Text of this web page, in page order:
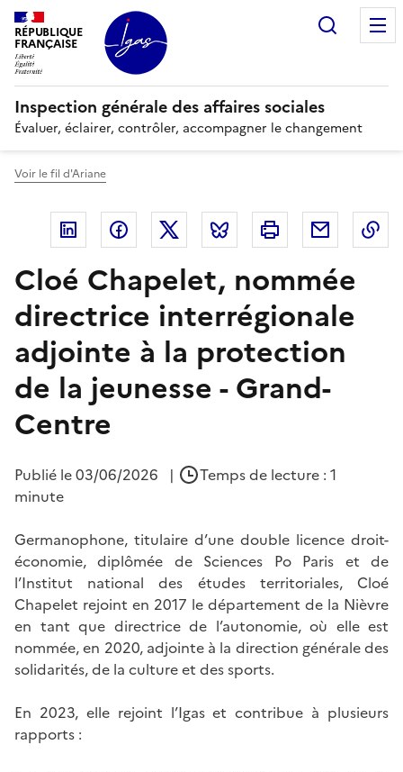
Panneau de gestion des cookies
RÉPUBLIQUE
FRANÇAISE
Inspection générale des affaires sociales
Évaluer, éclairer, contrôler, accompagner le changement
Voir le fil d'Ariane
Linkedin FacebookTwitter Bluesky Imprimer Courriel
Cloé Chapelet, nommée
directrice interrégionale
adjointe à la protection
de la jeunesse - Grand-
Centre
Publié le03/06/2026 |
Temps de lecture : 1
minute
Germanophone, titulaire d’une double licence droit-
économie, diplômée de Sciences Po Paris et de
l’Institut national des études territoriales, Cloé
Chapelet rejoint en 2017 le département de la Nièvre
en tant que directrice de l’autonomie, où elle est
nommée, en 2020, adjointe à la direction générale des
solidarités, de la culture et des sports.
En 2023, elle rejoint l’Igas et contribue à plusieurs
rapports :